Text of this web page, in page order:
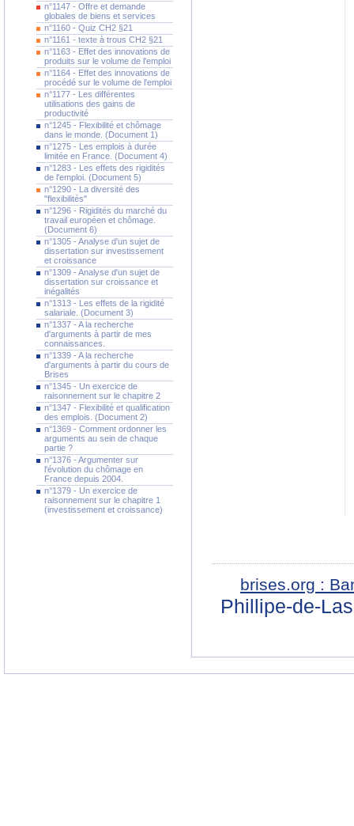
n°1147 - Offre et demande
globales de biens et services
n°1160 - Quiz CH2 §21
n°1161 - texte à trous CH2 §21
n°1163 - Effet des innovations de
produits sur le volume de l'emploi
n°1164 - Effet des innovations de
procédé sur le volume de l'emploi
n°1177 - Les différentes
utilisations des gains de
productivité
n°1245 - Flexibilité et chômage
dans le monde. (Document 1)
n°1275 - Les emplois à durée
limitée en France. (Document 4)
n°1283 - Les effets des rigidités
de l'emploi. (Document 5)
n°1290 - La diversité des
"flexibilités"
n°1296 - Rigidités du marché du
travail européen et chômage.
(Document 6)
n°1305 - Analyse d'un sujet de
dissertation sur investissement
et croissance
n°1309 - Analyse d'un sujet de
dissertation sur croissance et
inégalités
n°1313 - Les effets de la rigidité
salariale. (Document 3)
n°1337 - A la recherche
d'arguments à partir de mes
connaissances.
n°1339 - A la recherche
d'arguments à partir du cours de
Brises
n°1345 - Un exercice de
raisonnement sur le chapitre 2
n°1347 - Flexibilité et qualification
des emplois. (Document 2)
n°1369 - Comment ordonner les
arguments au sein de chaque
partie ?
n°1376 - Argumenter sur
l'évolution du chômage en
France depuis 2004.
n°1379 - Un exercice de
raisonnement sur le chapitre 1
(investissement et croissance)
brises.org :
Phillipe-de-